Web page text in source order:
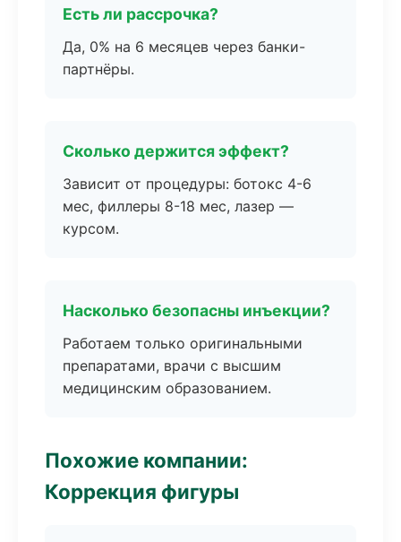
Есть ли рассрочка?
Да, 0% на 6 месяцев через банки-
партнёры.
Сколько держится эффект?
Зависит от процедуры: ботокс 4-6
мес, филлеры 8-18 мес, лазер —
курсом.
Насколько безопасны инъекции?
Работаем только оригинальными
препаратами, врачи с высшим
медицинским образованием.
Похожие компании:
Коррекция фигуры